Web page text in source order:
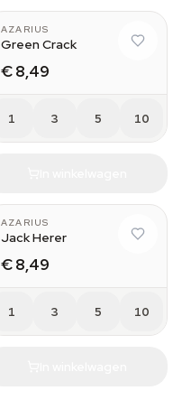
AZARIUS
Green Crack
€ 8,49
1 3 5 10
AZARIUS
Jack Herer
€ 8,49
1 3 5 10